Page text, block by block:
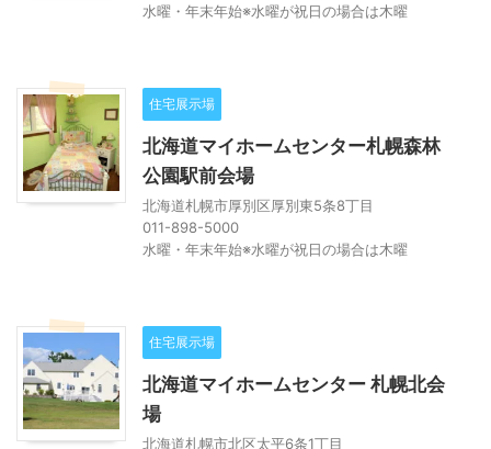
水曜・年末年始※水曜が祝日の場合は木曜
住宅展示場
北海道マイホームセンター札幌森林
公園駅前会場
北海道札幌市厚別区厚別東5条8丁目
011-898-5000
水曜・年末年始※水曜が祝日の場合は木曜
住宅展示場
北海道マイホームセンター 札幌北会
場
北海道札幌市北区太平6条1丁目